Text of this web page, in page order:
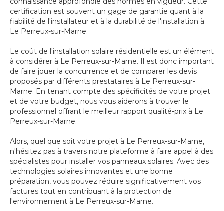
certification est souvent un gage de garantie quant à la
fiabilité de l'installateur et à la durabilité de l'installation à
Le Perreux-sur-Marne.
Le coût de l'installation solaire résidentielle est un élément
à considérer à Le Perreux-sur-Marne. Il est donc important
de faire jouer la concurrence et de comparer les devis
proposés par différents prestataires à Le Perreux-sur-
Marne. En tenant compte des spécificités de votre projet
et de votre budget, nous vous aiderons à trouver le
professionnel offrant le meilleur rapport qualité-prix à Le
Perreux-sur-Marne.
Alors, quel que soit votre projet à Le Perreux-sur-Marne,
n'hésitez pas à travers notre plateforme à faire appel à des
spécialistes pour installer vos panneaux solaires. Avec des
technologies solaires innovantes et une bonne
préparation, vous pouvez réduire significativement vos
factures tout en contribuant à la protection de
l'environnement à Le Perreux-sur-Marne.